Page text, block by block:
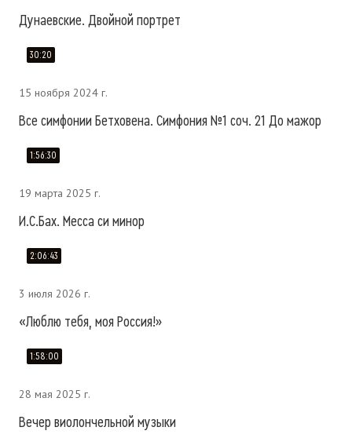
Дунаевские. Двойной портрет
30:20
15 ноября 2024 г.
Все симфонии Бетховена. Симфония №1 соч. 21 До мажор
1:56:30
19 марта 2025 г.
И.С.Бах. Месса си минор
2:06:43
3 июля 2026 г.
«Люблю тебя, моя Россия!»
1:58:00
28 мая 2025 г.
Вечер виолончельной музыки